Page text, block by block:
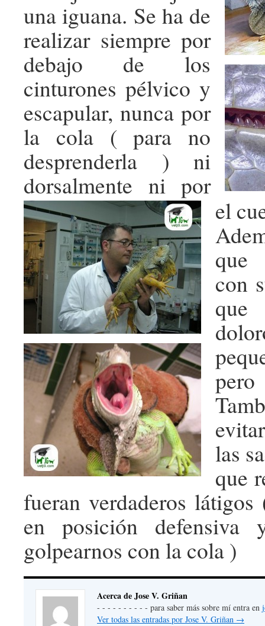
una iguana. Se ha de
realizar siempre por
debajo de los
cinturones pélvico y
escapular, nunca por
la cola ( para no
desprenderla ) ni
dorsalmente ni por
el
que
con
que
pero
las
que
fueran verdaderos
en posición
golpearnos con la cola )
Acerca de Jose V. Griñan
- - - - - - - - - - para saber más sobre mí entra en
Ver todas las entradas por Jose V. Griñan →